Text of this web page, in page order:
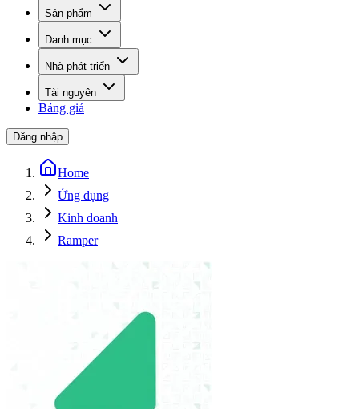
Sản phẩm
Danh mục
Nhà phát triển
Tài nguyên
Bảng giá
Đăng nhập
Home
Ứng dụng
Kinh doanh
Ramper